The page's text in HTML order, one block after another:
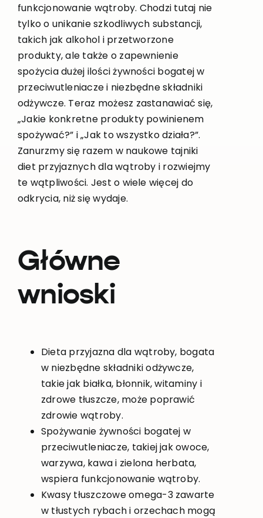
funkcjonowanie wątroby. Chodzi tutaj nie
tylko o unikanie szkodliwych substancji,
takich jak alkohol i przetworzone
produkty, ale także o zapewnienie
spożycia dużej ilości żywności bogatej w
przeciwutleniacze i niezbędne składniki
odżywcze. Teraz możesz zastanawiać się,
„Jakie konkretne produkty powinienem
spożywać?” i „Jak to wszystko działa?”.
Zanurzmy się razem w naukowe tajniki
diet przyjaznych dla wątroby i rozwiejmy
te wątpliwości. Jest o wiele więcej do
odkrycia, niż się wydaje.
Główne
wnioski
Dieta przyjazna dla wątroby, bogata
w niezbędne składniki odżywcze,
takie jak białka, błonnik, witaminy i
zdrowe tłuszcze, może poprawić
zdrowie wątroby.
Spożywanie żywności bogatej w
przeciwutleniacze, takiej jak owoce,
warzywa, kawa i zielona herbata,
wspiera funkcjonowanie wątroby.
Kwasy tłuszczowe omega-3 zawarte
w tłustych rybach i orzechach mogą